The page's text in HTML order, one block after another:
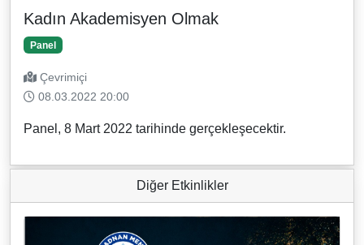
Kadın Akademisyen Olmak
Panel
Çevrimiçi
08.03.2022 20:00
Panel, 8 Mart 2022 tarihinde gerçekleşecektir.
Diğer Etkinlikler